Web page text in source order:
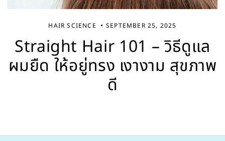
HAIR SCIENCE SEPTEMBER 25, 2025
Straight Hair 101 – วิธีดูแล
ผมยืด ให้อยู่ทรง เงางาม สุขภาพ
ดี